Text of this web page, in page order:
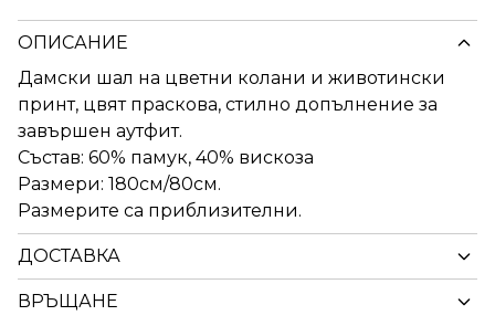
ОПИСАНИЕ
Дамски шал на цветни колани и животински
принт, цвят праскова, стилно допълнение за
завършен аутфит.
Състав: 60% памук, 40% вискоза
Размери: 180см/80см.
Размерите са приблизителни.
ДОСТАВКА
ВРЪЩАНЕ